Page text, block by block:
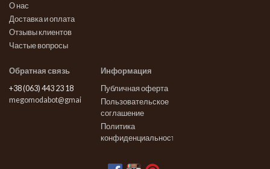
О нас
Доставка и оплата
Отзывы клиентов
Частые вопросы
Обратная связь
+38 (063) 443 23 18
megomodabot@gmail.com
Информация
Публичная оферта
Пользовательское
соглашение
Политика
конфиденциальности